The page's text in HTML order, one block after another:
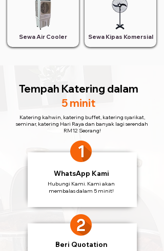
Sewa Air Cooler Sewa Kipas Komersial
Tempah Katering dalam
5 minit
Katering kahwin, katering buffet, katering syarikat,
seminar, katering Hari Raya dan banyak lagi serendah
RM12 Seorang!
WhatsApp Kami
Hubungi Kami. Kami akan
membalas dalam 5 minit!
Beri Quotation